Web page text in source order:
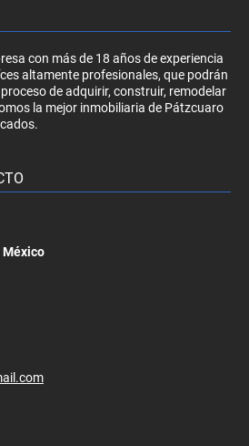
con más de 18 años de experiencia
altamente profesionales, que podrán
de adquirir, construir, remodelar
la mejor inmobiliaria de Pátzcuaro
México